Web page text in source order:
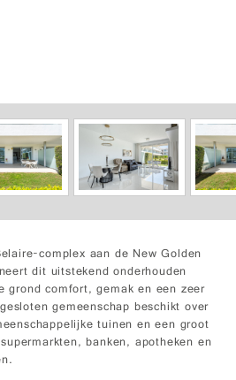
complex aan de New Golden
dit uitstekend onderhouden
grond comfort, gemak en een zeer
gemeenschap beschikt over
tuinen en een groot
banken, apotheken en